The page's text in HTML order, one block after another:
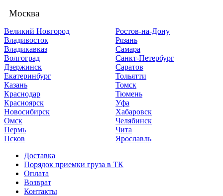
Москва
Великий Новгород
Владивосток
Владикавказ
Волгоград
Дзержинск
Екатеринбург
Казань
Краснодар
Красноярск
Новосибирск
Омск
Пермь
Псков
Ростов-на-Дону
Рязань
Самара
Санкт-Петербург
Саратов
Тольятти
Томск
Тюмень
Уфа
Хабаровск
Челябинск
Чита
Ярославль
Доставка
Порядок приемки груза в ТК
Оплата
Возврат
Контакты